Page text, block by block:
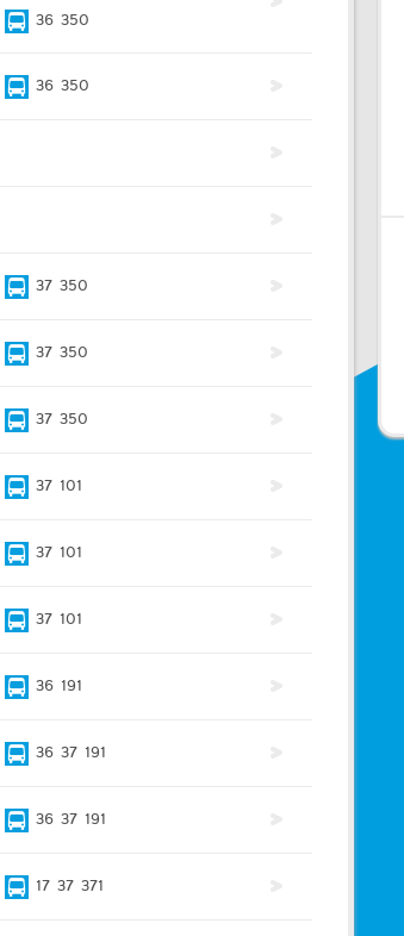
36 350
36 350
37 350
37 350
37 350
37 101
37 101
37 101
36 191
36 37 191
36 37 191
17 37 371